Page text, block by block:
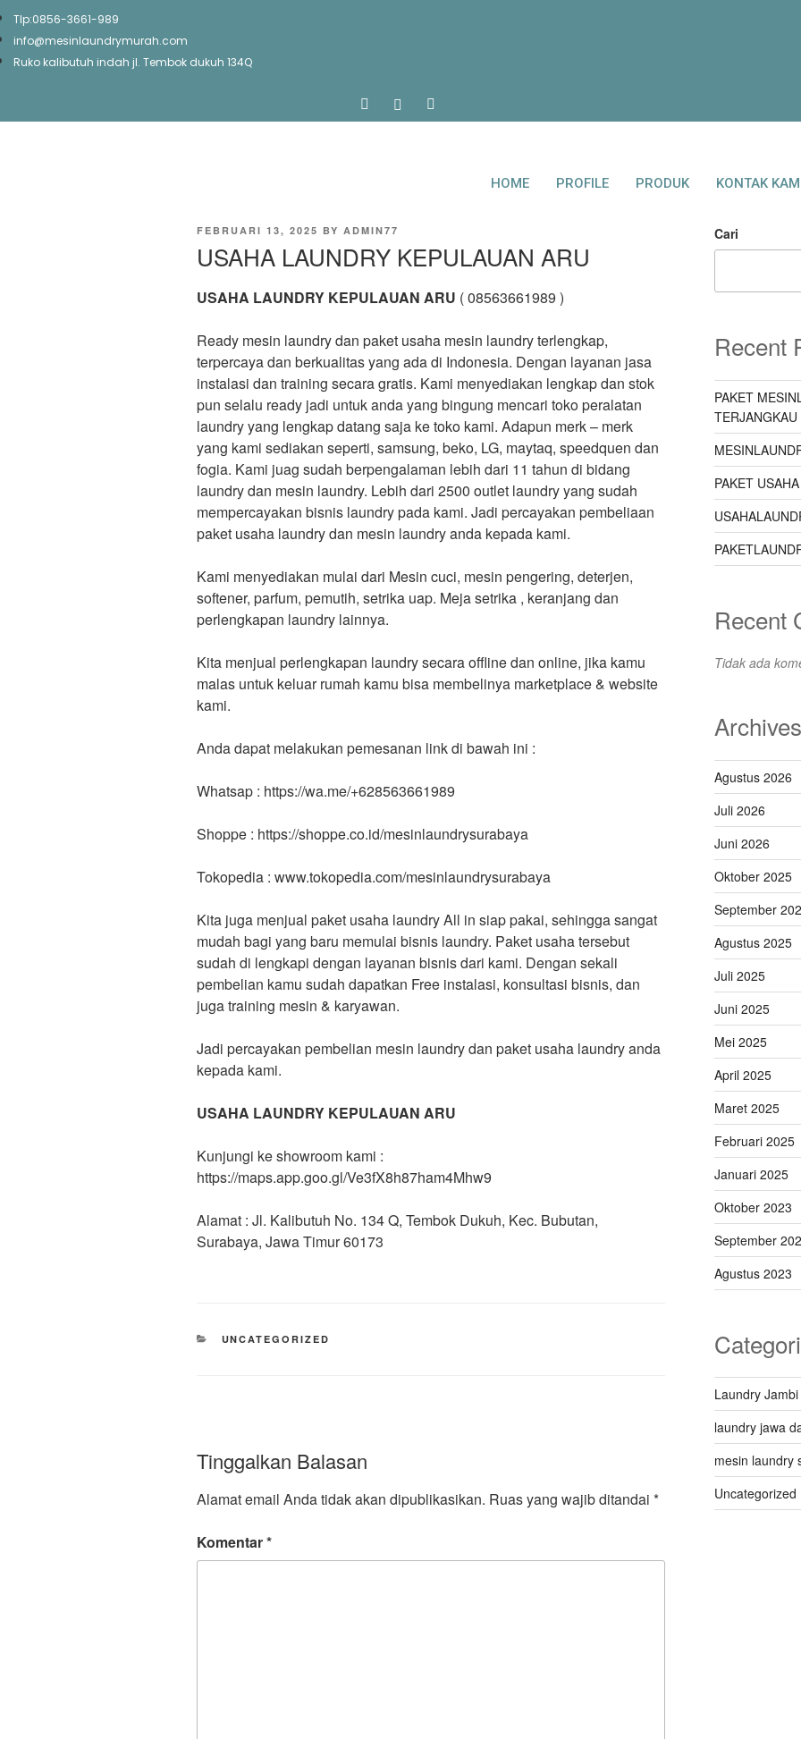
Tlp:0856-3661-989
info@mesinlaundrymurah.com
Ruko kalibutuh indah jl. Tembok dukuh 134Q
HOME PROFILE PRODUK KONTAK
POSTED
FEBRUARI 13, 2025 BY ADMIN77
USAHA LAUNDRY KEPULAUAN ARU
USAHA LAUNDRY KEPULAUAN ARU ( 08563661989 )
Ready mesin laundry dan paket usaha mesin laundry terlengkap,
terpercaya dan berkualitas yang ada di Indonesia. Dengan layanan jasa
instalasi dan training secara gratis. Kami menyediakan lengkap dan stok
pun selalu ready jadi untuk anda yang bingung mencari toko peralatan
laundry yang lengkap datang saja ke toko kami. Adapun merk – merk
yang kami sediakan seperti, samsung, beko, LG, maytaq, speedquen dan
fogia. Kami juag sudah berpengalaman lebih dari 11 tahun di bidang
laundry dan mesin laundry. Lebih dari 2500 outlet laundry yang sudah
mempercayakan bisnis laundry pada kami. Jadi percayakan pembeliaan
paket usaha laundry dan mesin laundry anda kepada kami.
Kami menyediakan mulai dari Mesin cuci, mesin pengering, deterjen,
softener, parfum, pemutih, setrika uap. Meja setrika , keranjang dan
perlengkapan laundry lainnya.
Kita menjual perlengkapan laundry secara offline dan online, jika kamu
malas untuk keluar rumah kamu bisa membelinya marketplace & website
kami.
Anda dapat melakukan pemesanan link di bawah ini :
Whatsap : https://wa.me/+628563661989
Shoppe : https://shoppe.co.id/mesinlaundrysurabaya
Tokopedia : www.tokopedia.com/mesinlaundrysurabaya
Kita juga menjual paket usaha laundry All in siap pakai, sehingga sangat
mudah bagi yang baru memulai bisnis laundry. Paket usaha tersebut
sudah di lengkapi dengan layanan bisnis dari kami. Dengan sekali
pembelian kamu sudah dapatkan Free instalasi, konsultasi bisnis, dan
juga training mesin & karyawan.
Jadi percayakan pembelian mesin laundry dan paket usaha laundry anda
kepada kami.
USAHA LAUNDRY KEPULAUAN ARU
Kunjungi ke showroom kami :
https://maps.app.goo.gl/Ve3fX8h87ham4Mhw9
Alamat : Jl. Kalibutuh No. 134 Q, Tembok Dukuh, Kec. Bubutan,
Surabaya, Jawa Timur 60173
CATEGORIES
UNCATEGORIZED
Tinggalkan Balasan
Alamat email Anda tidak akan dipublikasikan. Ruas yang wajib ditandai *
Komentar*
Cari
Recent
PAKET
TERJANGKAU
PAKET
Recent
Tidak ada
Archives
Agustus 2026
Juli 2026
Juni 2026
Oktober 2025
September
Agustus 2025
Juli 2025
Juni 2025
Mei 2025
April 2025
Maret 2025
Februari 2025
Januari 2025
Oktober 2023
September
Agustus 2023
Laundry Jambi
laundry jawa
mesin laundry
Uncategorized